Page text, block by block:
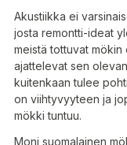
Akustiikka ei
josta remontti-ideat
meistä tottuvat mökin
ajattelevat sen
kuitenkaan tulee
on viihtyvyyteen ja
mökki tuntuu.
Moni suomalainen